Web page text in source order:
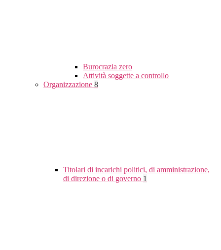
Burocrazia zero
Attività soggette a controllo
Organizzazione 8
Titolari di incarichi politici, di amministrazione,
di direzione o di governo 1